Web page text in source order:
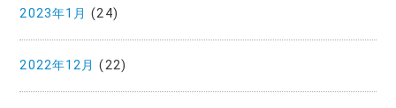
2023年1月 (24)
2022年12月 (22)